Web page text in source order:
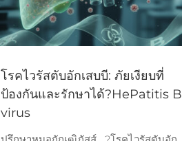
โรคไวรัสตับอักเสบบี: ภัยเงียบที่
ป้องกันและรักษาได้?HePatitis B
virus